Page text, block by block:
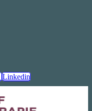
Linkedin